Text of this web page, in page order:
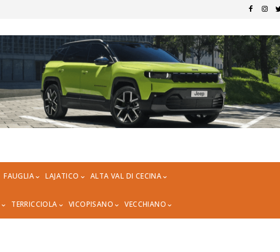
FAUGLIA LAJATICO ALTA VAL DI CECINA
TERRICCIOLA VICOPISANO VECCHIANO